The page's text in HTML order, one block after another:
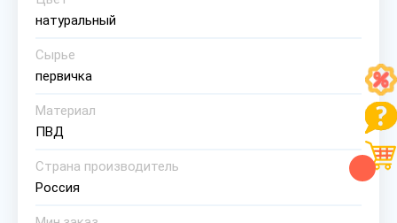
натуральный
Сырье
первичка
Материал
ПВД
Страна производитель
Россия